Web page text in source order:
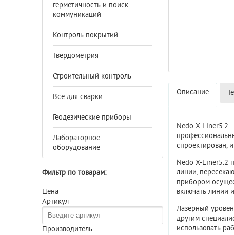
герметичность и поиск
коммуникаций
Контроль покрытий
Твердометрия
Строительный контроль
Всё для сварки
Геодезические приборы
Лабораторное
оборудование
Фильтр по товарам:
Цена
Артикул
Производитель
Описание
Nedo X-Liner5.2
спроектирован,
Nedo X-Liner5.2
линии,
прибором
включать линии
Лазерный
другим
использовать